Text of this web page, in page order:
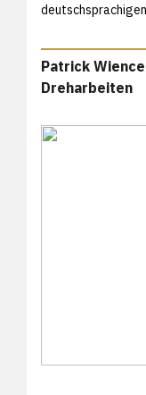
Patrick
Dreharbeiten